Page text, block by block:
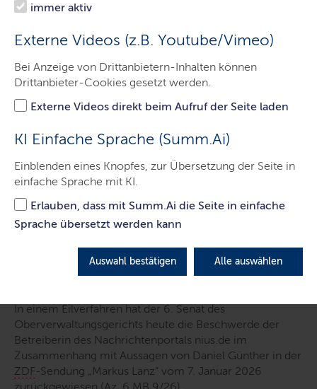
immer aktiv
Externe Videos (z.B. Youtube/Vimeo)
Bei Anzeige von Drittanbietern-Inhalten können
Drittanbieter-Cookies gesetzt werden.
Externe Videos direkt beim Aufruf der Seite laden
KI Einfache Sprache (Summ.Ai)
Einblenden eines Knopfes, zur Übersetzung der Seite in
einfache Sprache mit KI.
Erlauben, dass mit Summ.Ai die Seite in einfache
Sprache übersetzt werden kann
Auswahl bestätigen Alle auswählen
Themen
Service
Presse
Beschwerde des
Nachrichtenportals nius.de
erfolglos
In einem Eilverfahren hat der 6. Senat des
Oberverwaltungsgerichts heute die Beschwerde der
Betreiberin des Nachrichtenportals nius.de im
Zusammenhang mit Aussagen von Daniel Günther in der
ZDF-Sendung „Markus Lanz“ vom 7. Januar 2026